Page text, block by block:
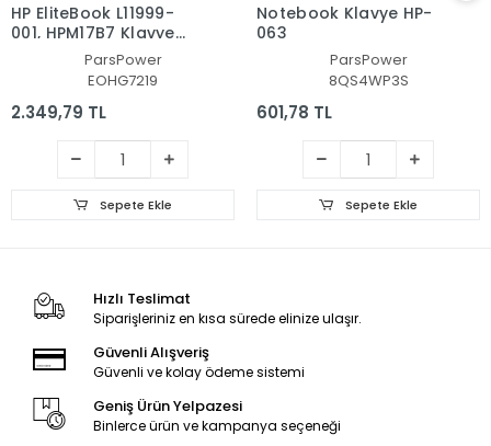
HP EliteBook L11999-
001, HPM17B7 Klavye
Işıklı (Siyah TR)
ParsPower
EOHG7219
2.349,79 TL
Sepete Ekle
Notebook Klavye HP-
063
ParsPower
8QS4WP3S
601,78 TL
Sepete Ekle
Hızlı Teslimat
Siparişleriniz en kısa sürede elinize ulaşır.
Güvenli Alışveriş
Güvenli ve kolay ödeme sistemi
Geniş Ürün Yelpazesi
Binlerce ürün ve kampanya seçeneği